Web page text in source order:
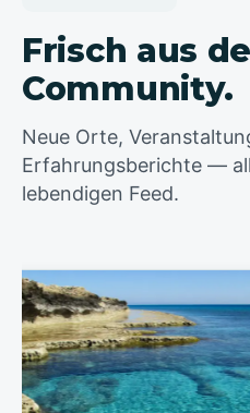
Frisch aus
Community.
Neue Orte,
Erfahrungsberichte —
lebendigen Feed.